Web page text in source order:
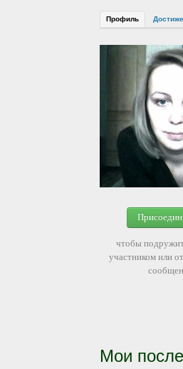
Профиль
чтобы
участником или
Мои